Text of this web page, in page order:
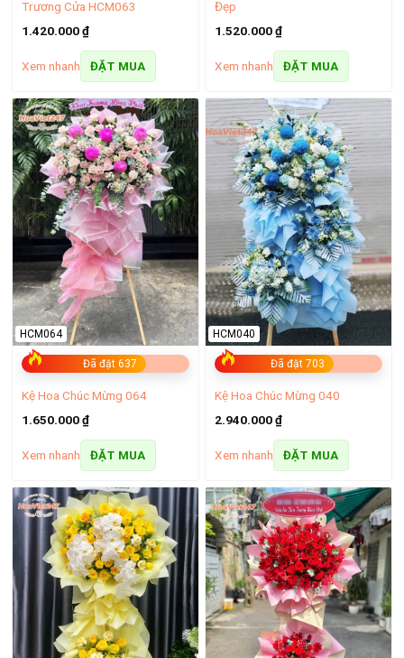
Trương Cửa HCM063
1.420.000₫
Xem nhanh ĐẶT MUA
Đẹp
1.520.000₫
Xem nhanh ĐẶT MUA
Đã đặt 637
HCM064
Kệ Hoa Chúc Mừng 064
1.650.000₫
Xem nhanh ĐẶT MUA
Đã đặt 703
HCM040
Kệ Hoa Chúc Mừng 040
2.940.000₫
Xem nhanh ĐẶT MUA